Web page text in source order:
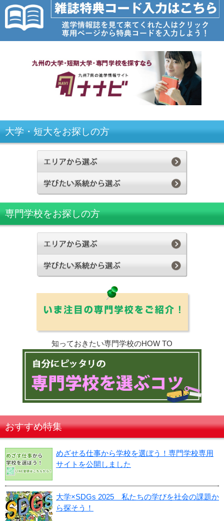
大学・短大をお探しの方
専門学校をお探しの方
知っておきたい専門学校のHOW TO
おすすめ特集
めざせる仕事から学校を選ぼう！専門学校専用
サイトを公開しました
大学×SDGs 2025 私たちの学びを社会の課題か
ら探そう！